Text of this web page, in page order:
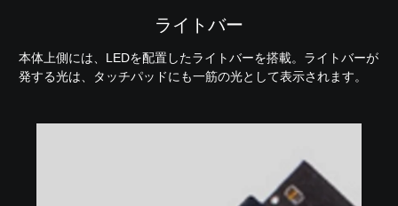
ライトバー
本体上側には、LEDを配置したライトバーを搭載。ライトバーが
発する光は、タッチパッドにも一筋の光として表示されます。